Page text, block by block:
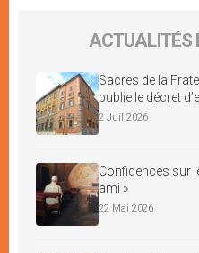
ACTUALITÉS
Sacres de la
publie le décret
2 Juil 2026
Confidences sur
ami »
22 Mai 2026